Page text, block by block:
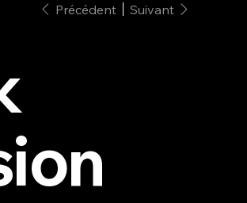
Précédent Suivant